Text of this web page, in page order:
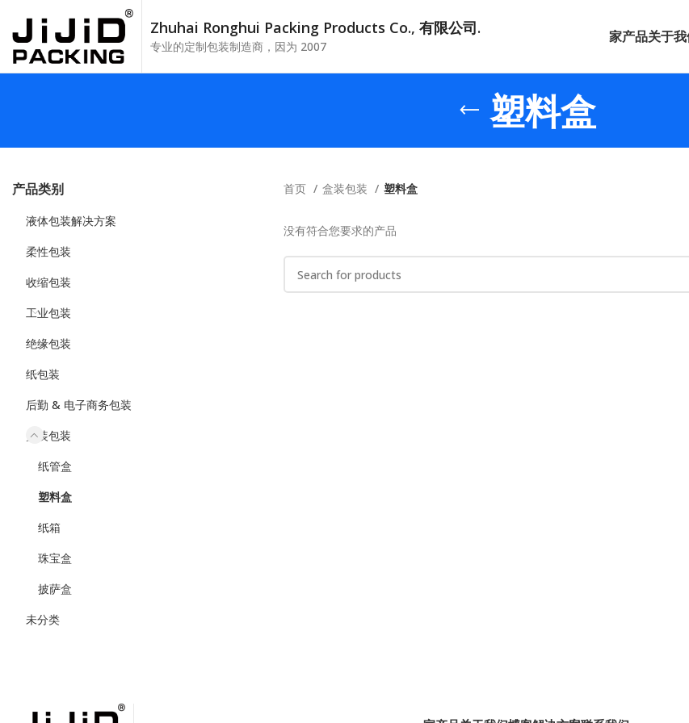
Zhuhai Ronghui Packing Products Co., 有限公司.
专业的定制包装制造商，因为 2007
家产品关于
塑料盒
产品类别
液体包装解决方案
柔性包装
收缩包装
工业包装
绝缘包装
纸包装
后勤 & 电子商务包装
盒装包装
纸管盒
塑料盒
纸箱
珠宝盒
披萨盒
未分类
首页 盒装包装 塑料盒
没有符合您要求的产品